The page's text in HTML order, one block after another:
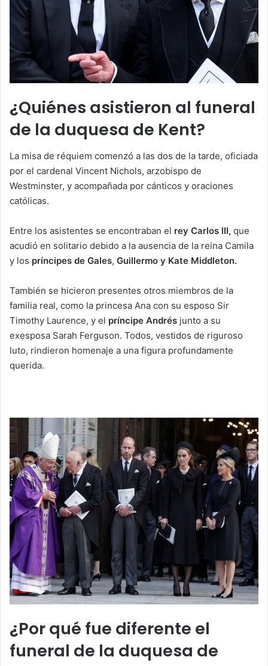
¿Quiénes asistieron al funeral
de la duquesa de Kent?
La misa de réquiem comenzó a las dos de la tarde, oficiada
por el cardenal Vincent Nichols, arzobispo de
Westminster, y acompañada por cánticos y oraciones
católicas.
Entre los asistentes se encontraban el rey Carlos III, que
acudió en solitario debido a la ausencia de la reina Camila
y los príncipes de Gales, Guillermo y Kate Middleton.
También se hicieron presentes otros miembros de la
familia real, como la princesa Ana con su esposo Sir
Timothy Laurence, y el príncipe Andrés junto a su
exesposa Sarah Ferguson. Todos, vestidos de riguroso
luto, rindieron homenaje a una figura profundamente
querida.
¿Por qué fue diferente el
funeral de la duquesa de